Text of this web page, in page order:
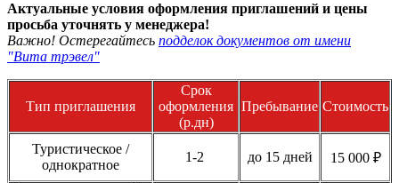
Актуальные условия оформления приглашений и цены
просьба уточнять у менеджера!
Важно! Остерегайтесь подделок документов от имени
"Вита трэвел"
Тип приглашения
Срок
оформления
(р.дн)
Пребывание Стоимость
Туристическое /
однократное
1-2 до 15 дней 15 000 ₽